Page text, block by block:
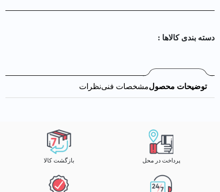
دسته بندی کالا‌ها :
توضیحات محصولمشخصات فنینظرات
پرداخت در محل بازگشت کالا